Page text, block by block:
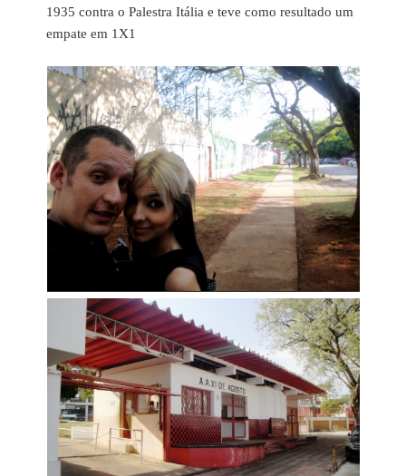
1935 contra o Palestra Itália e teve como resultado um
empate em 1X1